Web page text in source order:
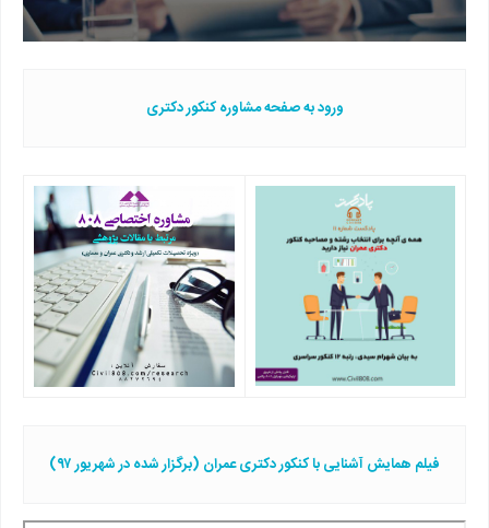
ورود به صفحه مشاوره کنکور دکتری
فیلم همایش آشنایی با کنکور دکتری عمران (برگزار شده در شهریور ۹۷)